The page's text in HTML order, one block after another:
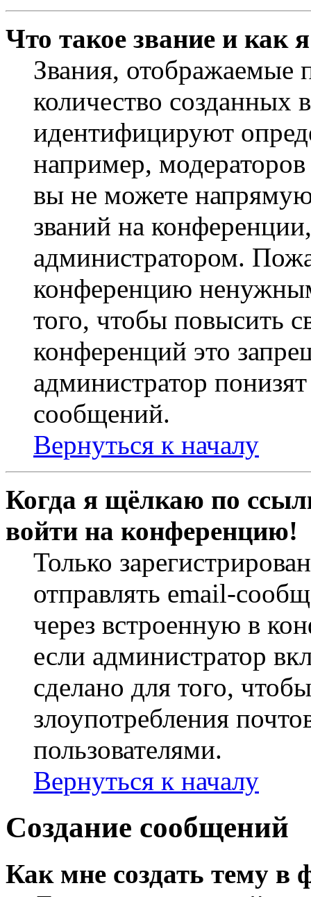
Что такое звание и как
Звания,
количество
идентифицируют
например,
вы не можете
званий на
администратором.
конференцию
того, чтобы повысить
конференций это
администратор
сообщений.
Вернуться к началу
Когда я щёлкаю по
войти на конференцию!
Только
отправлять email-
через встроенную в
если администратор
сделано для того,
злоупотребления
пользователями.
Вернуться к началу
Создание сообщений
Как мне создать тему в